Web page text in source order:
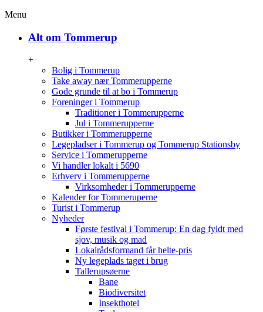
Menu
Alt om Tommerup
+
Bolig i Tommerup
Take away nær Tommerupperne
Gode grunde til at bo i Tommerup
Foreninger i Tommerup
Traditioner i Tommerupperne
Jul i Tommerupperne
Butikker i Tommerupperne
Legepladser i Tommerup og Tommerup Stationsby
Service i Tommerupperne
Vi handler lokalt i 5690
Erhverv i Tommerupperne
Virksomheder i Tommerupperne
Kalender for Tommeruperne
Turist i Tommerup
Nyheder
Første festival i Tommerup: En dag fyldt med
sjov, musik og mad
Lokalrådsformand får helte-pris
Ny legeplads taget i brug
Tallerupsøerne
Bane
Biodiversitet
Insekthotel